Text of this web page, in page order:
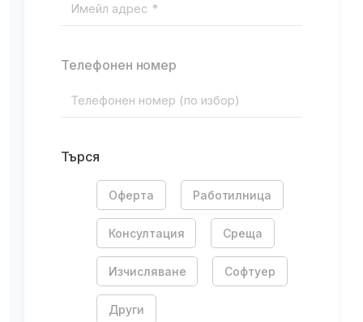
Телефонен номер
Търся
Оферта Работилница
Консултация Среща
Изчисляване Софтуер
Други